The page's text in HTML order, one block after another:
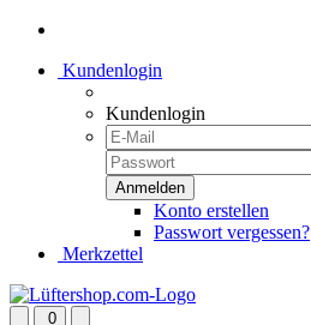
Kundenlogin
Kundenlogin
Konto erstellen
Passwort vergessen?
Merkzettel
0